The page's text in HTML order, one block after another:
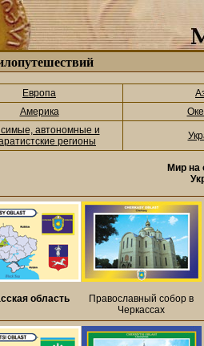
Европа
Америка
автономные и
регионы
Мир на
область
Православный собор в
Черкассах